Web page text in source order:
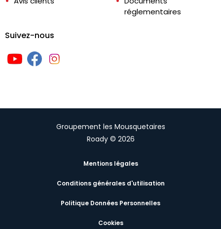
réglementaires
Suivez-nous
Groupement les Mousquetaires
Roady © 2026
Mentions légales
Conditions générales d'utilisation
Politique Données Personnelles
Cookies